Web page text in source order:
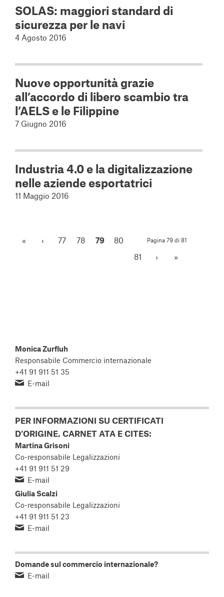
SOLAS: maggiori standard di
sicurezza per le navi
4 Agosto 2016
Nuove opportunità grazie
all’accordo di libero scambio tra
l’AELS e le Filippine
7 Giugno 2016
Industria 4.0 e la digitalizzazione
nelle aziende esportatrici
11 Maggio 2016
Pagina 79 di 81
« ‹ 77 78 79
80
81
› »
Monica Zurfluh
Responsabile Commercio internazionale
+41 91 911 51 35
E-mail
PER INFORMAZIONI SU CERTIFICATI
D’ORIGINE, CARNET ATA E CITES:
Martina Grisoni
Co-responsabile Legalizzazioni
+41 91 911 51 29
E-mail
Giulia Scalzi
Co-responsabile Legalizzazioni
+41 91 911 51 23
E-mail
Domande sul commercio internazionale?
E-mail